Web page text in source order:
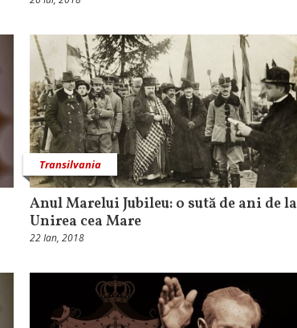
Transilvania
Anul Marelui Jubileu: o sută de ani de la
Unirea cea Mare
22 Ian, 2018